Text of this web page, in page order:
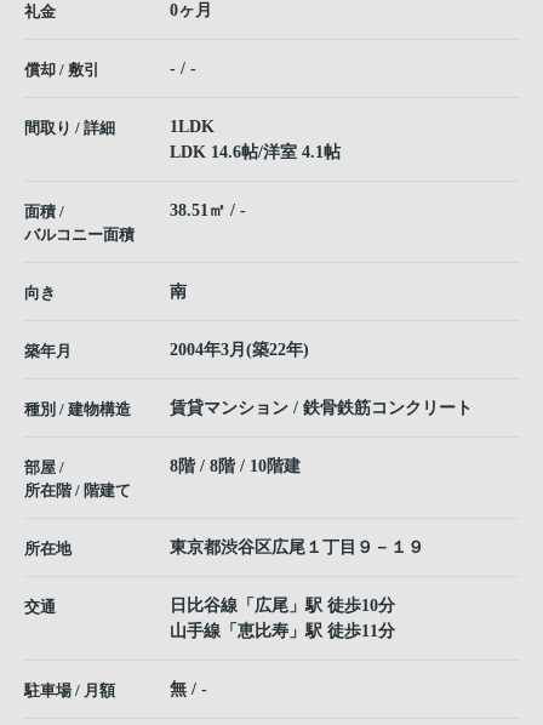
礼金 0ヶ月
償却 / 敷引 - / -
間取り / 詳細
1LDK
LDK 14.6帖/洋室 4.1帖
面積 /
バルコニー面積
38.51㎡ / -
向き 南
築年月 2004年3月(築22年)
種別 / 建物構造 賃貸マンション / 鉄骨鉄筋コンクリート
部屋 /
所在階 / 階建て
8階 / 8階 / 10階建
所在地 東京都渋谷区広尾 １丁目９－１９
交通 日比谷線 「 広尾 」駅 徒歩10分
山手線 「 恵比寿 」駅 徒歩11分
駐車場 / 月額 無 / -